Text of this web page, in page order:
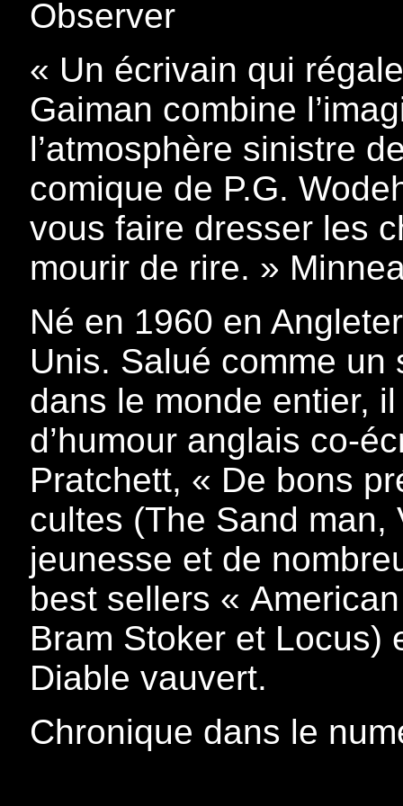
Observer
« Un écrivain qui
Gaiman combine
l’atmosphère sinistre
comique de P.G.
vous faire dresser les
mourir de rire. »
Né en 1960 en
Unis. Salué comme
dans le monde entier,
d’humour anglais co-
Pratchett, « De bons
cultes (The Sand
jeunesse et de
best sellers «
Bram Stoker et Locus)
Diable vauvert.
Chronique dans le